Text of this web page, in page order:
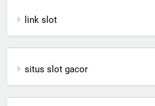
link slot
situs slot gacor